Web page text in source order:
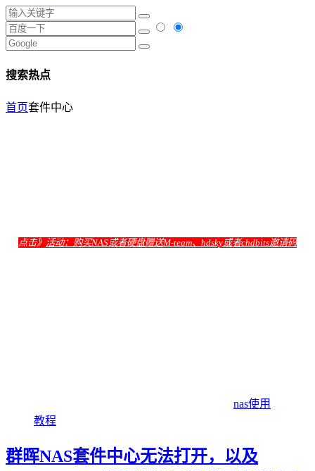
搜索热点
首页套件中心
点击》 活动：购买NAS或者硬盘赠送M-team、hdsky或者chdbits邀请码
nas使用
教程
群晖NAS套件中心无法打开，以及